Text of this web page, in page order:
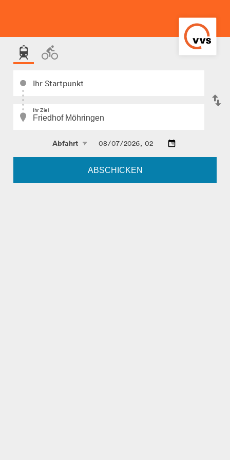
Ihr Startpunkt
Ihr Ziel
ABSCHICKEN